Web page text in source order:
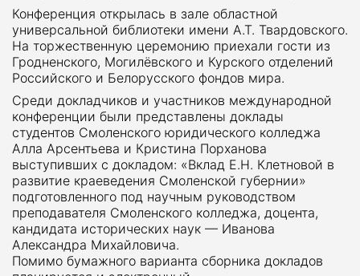
Конференция открылась в зале областной
универсальной библиотеки имени А.Т. Твардовского.
На торжественную церемонию приехали гости из
Гродненского, Могилёвского и Курского отделений
Российского и Белорусского фондов мира.
Среди докладчиков и участников международной
конференции были представлены доклады
студентов Смоленского юридического колледжа
Алла Арсентьева и Кристина Порханова
выступивших с докладом: «Вклад Е.Н. Клетновой в
развитие краеведения Смоленской губернии»
подготовленного под научным руководством
преподавателя Смоленского колледжа, доцента,
кандидата исторических наук — Иванова
Александра Михайловича.
Помимо бумажного варианта сборника докладов